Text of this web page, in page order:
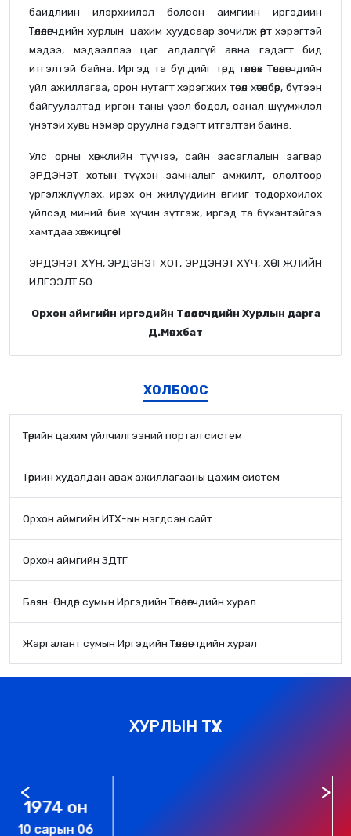
байдлийн илэрхийлэл болсон аймгийн иргэдийн
Төлөөлөгчдийн хурлын цахим хуудсаар зочилж өөрт хэрэгтэй
мэдээ, мэдээллээ цаг алдалгүй авна гэдэгт бид
итгэлтэй байна. Иргэд та бүгдийг төрд төлөөлөх Төлөөлөгчдийн
үйл ажиллагаа, орон нутагт хэрэгжих төсөл хөтөлбөр, бүтээн
байгуулалтад иргэн таны үзэл бодол, санал шүүмжлэл
үнэтэй хувь нэмэр оруулна гэдэгт итгэлтэй байна.
Улс орны хөгжлийн түүчээ, сайн засаглалын загвар
ЭРДЭНЭТ хотын түүхэн замналыг амжилт, ололтоор
үргэлжлүүлэх, ирэх он жилүүдийн өнгийг тодорхойлох
үйлсэд миний бие хүчин зүтгэж, иргэд та бүхэнтэйгээ
хамтдаа хөгжицгөөе!
ЭРДЭНЭТ ХҮН, ЭРДЭНЭТ ХОТ, ЭРДЭНЭТ ХҮЧ, ХӨГЖЛИЙН
ИЛГЭЭЛТ 50
Орхон аймгийн иргэдийн Төлөөлөгчдийн Хурлын дарга
Д.Мөнхбат
ХОЛБООС
Төрийн цахим үйлчилгээний портал систем
Төрийн худалдан авах ажиллагааны цахим систем
Орхон аймгийн ИТХ-ын нэгдсэн сайт
Орхон аймгийн ЗДТГ
Баян-Өндөр сумын Иргэдийн Төлөөлөгчдийн хурал
Жаргалант сумын Иргэдийн Төлөөлөгчдийн хурал
ХУРЛЫН ТҮҮХ